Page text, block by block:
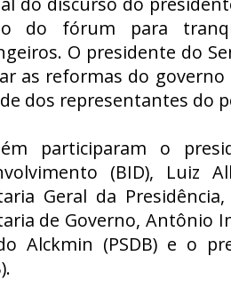
do fórum para
O presidente do
as reformas do governo
dos representantes do
participaram o
(BID), Luiz
Geral da
de Governo, Antônio
Alckmin (PSDB) e o